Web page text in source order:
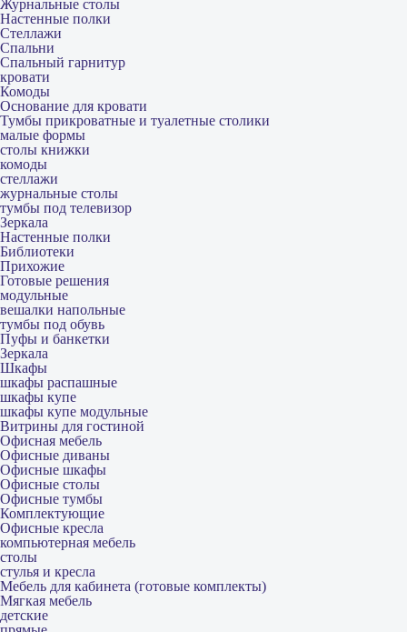
Журнальные столы
Настенные полки
Стеллажи
Спальни
Спальный гарнитур
кровати
Комоды
Основание для кровати
Тумбы прикроватные и туалетные столики
малые формы
столы книжки
комоды
стеллажи
журнальные столы
тумбы под телевизор
Зеркала
Настенные полки
Библиотеки
Прихожие
Готовые решения
модульные
вешалки напольные
тумбы под обувь
Пуфы и банкетки
Зеркала
Шкафы
шкафы распашные
шкафы купе
шкафы купе модульные
Витрины для гостиной
Офисная мебель
Офисные диваны
Офисные шкафы
Офисные столы
Офисные тумбы
Комплектующие
Офисные кресла
компьютерная мебель
столы
стулья и кресла
Мебель для кабинета (готовые комплекты)
Мягкая мебель
детские